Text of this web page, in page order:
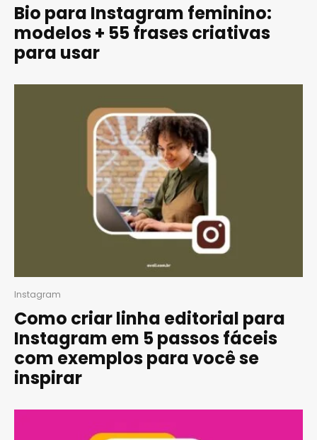
Bio para Instagram feminino:
modelos + 55 frases criativas
para usar
Instagram
Como criar linha editorial para
Instagram em 5 passos fáceis
com exemplos para você se
inspirar